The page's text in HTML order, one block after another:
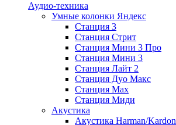
Аудио-техника
Умные колонки Яндекс
Станция 3
Станция Стрит
Станция Мини 3 Про
Станция Мини 3
Станция Лайт 2
Станция Дуо Макс
Станция Max
Станция Миди
Акустика
Акустика Harman/Kardon